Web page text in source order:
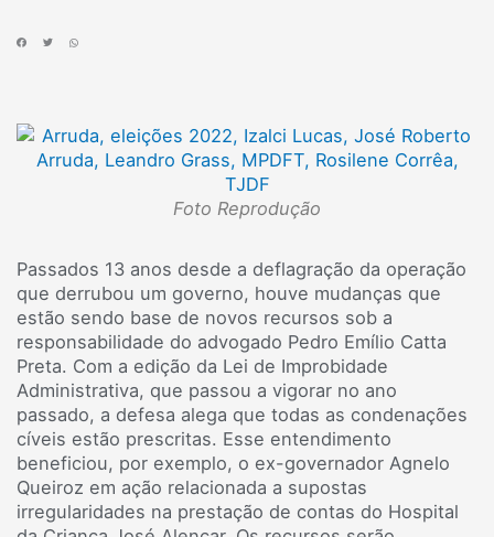
Foto Reprodução
Passados 13 anos desde a deflagração da operação
que derrubou um governo, houve mudanças que
estão sendo base de novos recursos sob a
responsabilidade do advogado Pedro Emílio Catta
Preta. Com a edição da Lei de Improbidade
Administrativa, que passou a vigorar no ano
passado, a defesa alega que todas as condenações
cíveis estão prescritas. Esse entendimento
beneficiou, por exemplo, o ex-governador Agnelo
Queiroz em ação relacionada a supostas
irregularidades na prestação de contas do Hospital